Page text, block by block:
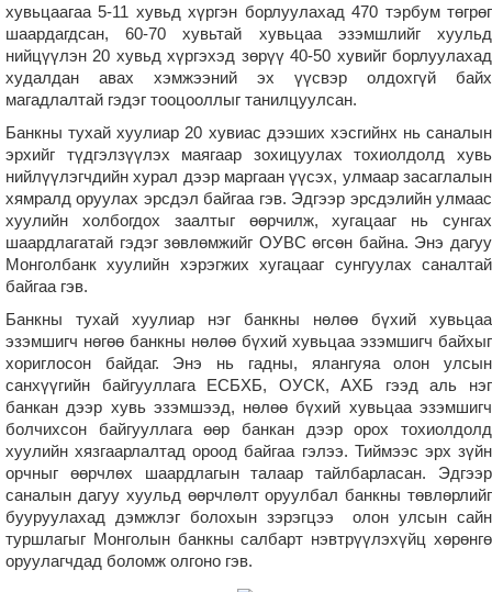
хувьцаагаа 5-11 хувьд хүргэн борлуулахад 470 тэрбум төгрөг
шаардагдсан, 60-70 хувьтай хувьцаа эзэмшлийг хуульд
нийцүүлэн 20 хувьд хүргэхэд зөрүү 40-50 хувийг борлуулахад
худалдан авах хэмжээний эх үүсвэр олдохгүй байх
магадлалтай гэдэг тооцооллыг танилцуулсан.
Банкны тухай хуулиар 20 хувиас дээших хэсгийнх нь саналын
эрхийг түдгэлзүүлэх маягаар зохицуулах тохиолдолд хувь
нийлүүлэгчдийн хурал дээр маргаан үүсэх, улмаар засаглалын
хямралд оруулах эрсдэл байгаа гэв. Эдгээр эрсдэлийн улмаас
хуулийн холбогдох заалтыг өөрчилж, хугацааг нь сунгах
шаардлагатай гэдэг зөвлөмжийг ОУВС өгсөн байна. Энэ дагуу
Монголбанк хуулийн хэрэгжих хугацааг сунгуулах саналтай
байгаа гэв.
Банкны тухай хуулиар нэг банкны нөлөө бүхий хувьцаа
эзэмшигч нөгөө банкны нөлөө бүхий хувьцаа эзэмшигч байхыг
хориглосон байдаг. Энэ нь гадны, ялангуяа олон улсын
санхүүгийн байгууллага ЕСБХБ, ОУСК, АХБ гээд аль нэг
банкан дээр хувь эзэмшээд, нөлөө бүхий хувьцаа эзэмшигч
болчихсон байгууллага өөр банкан дээр орох тохиолдолд
хуулийн хязгаарлалтад ороод байгаа гэлээ. Тиймээс эрх зүйн
орчныг өөрчлөх шаардлагын талаар тайлбарласан. Эдгээр
саналын дагуу хуульд өөрчлөлт оруулбал банкны төвлөрлийг
бууруулахад дэмжлэг болохын зэрэгцээ олон улсын сайн
туршлагыг Монголын банкны салбарт нэвтрүүлэхүйц хөрөнгө
оруулагчдад боломж олгоно гэв.